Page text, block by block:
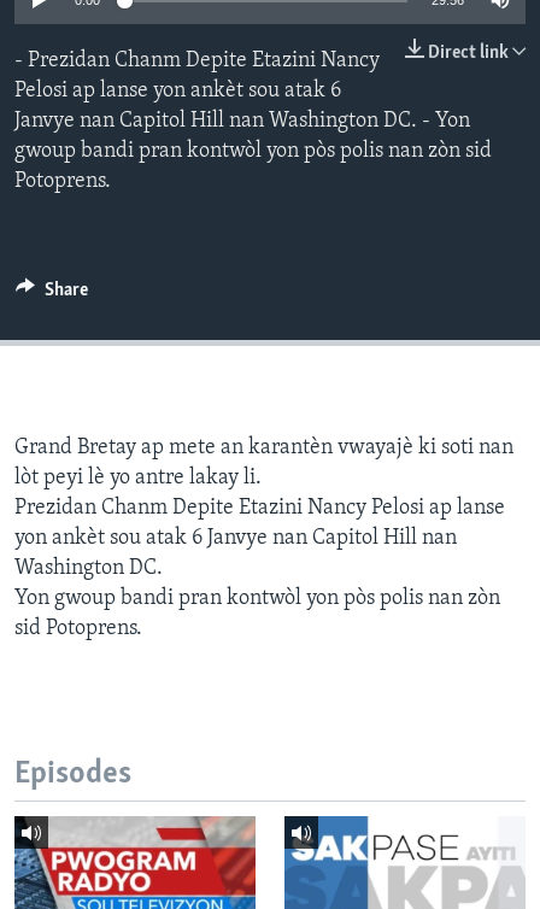
Languages Direct link
- Prezidan Chanm Depite Etazini Nancy
Pelosi ap lanse yon ankèt sou atak 6
Janvye nan Capitol Hill nan Washington DC. - Yon
gwoup bandi pran kontwòl yon pòs polis nan zòn sid
Potoprens.
Share
Grand Bretay ap mete an karantèn vwayajè ki soti nan
lòt peyi lè yo antre lakay li.
Prezidan Chanm Depite Etazini Nancy Pelosi ap lanse
yon ankèt sou atak 6 Janvye nan Capitol Hill nan
Washington DC.
Yon gwoup bandi pran kontwòl yon pòs polis nan zòn
sid Potoprens.
Episodes